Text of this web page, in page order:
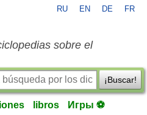
RU EN DE FR
sobre el
¡Buscar!
libros Игры ⚽